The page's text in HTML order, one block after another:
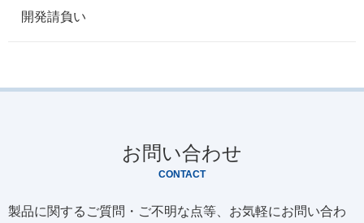
開発請負い
お問い合わせ
CONTACT
製品に関するご質問・ご不明な点等、お気軽にお問い合わ